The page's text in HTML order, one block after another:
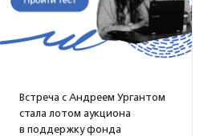
Встреча с Андреем Ургантом
стала лотом аукциона
в поддержку фонда